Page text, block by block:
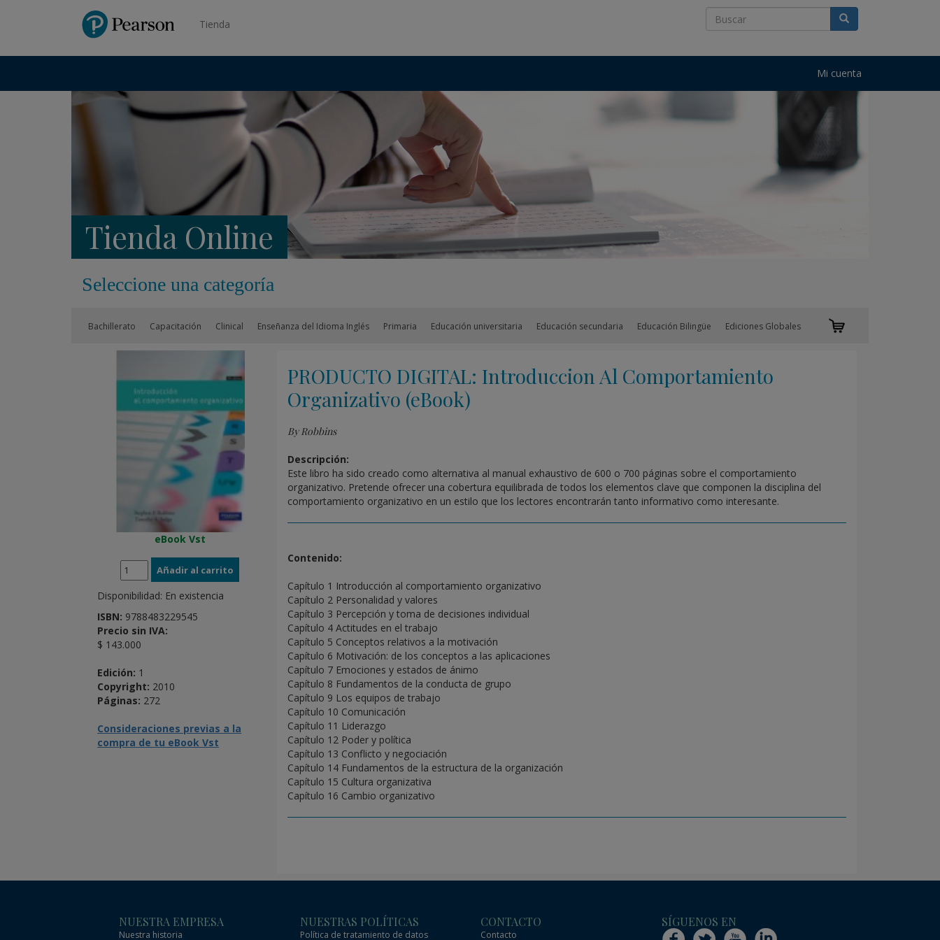
PearsonTienda
Mi cuenta
Tienda Online
Seleccione una categoría
Bachillerato Capacitación Clinical Enseñanza del Idioma Inglés Primaria Educación universitaria Educación secundaria Educación Bilingüe Ediciones Globales
eBook Vst
Disponibilidad: En existencia
ISBN: 9788483229545
Precio sin IVA:
$ 143.000
Edición: 1
Copyright: 2010
Páginas: 272
Consideraciones previas a la
compra de tu eBook Vst
PRODUCTO DIGITAL: Introduccion Al Comportamiento
Organizativo (eBook)
By Robbins
Descripción:
Este libro ha sido creado como alternativa al manual exhaustivo de 600 o 700 páginas sobre el comportamiento
organizativo. Pretende ofrecer una cobertura equilibrada de todos los elementos clave que componen la disciplina del
comportamiento organizativo en un estilo que los lectores encontrarán tanto informativo como interesante.
Contenido:
Capítulo 1 Introducción al comportamiento organizativo
Capítulo 2 Personalidad y valores
Capítulo 3 Percepción y toma de decisiones individual
Capítulo 4 Actitudes en el trabajo
Capítulo 5 Conceptos relativos a la motivación
Capítulo 6 Motivación: de los conceptos a las aplicaciones
Capítulo 7 Emociones y estados de ánimo
Capítulo 8 Fundamentos de la conducta de grupo
Capítulo 9 Los equipos de trabajo
Capítulo 10 Comunicación
Capítulo 11 Liderazgo
Capítulo 12 Poder y política
Capítulo 13 Conflicto y negociación
Capítulo 14 Fundamentos de la estructura de la organización
Capítulo 15 Cultura organizativa
Capítulo 16 Cambio organizativo
NUESTRA EMPRESA
Nuestra historia
NUESTRAS POLÍTICAS
Política de tratamiento de datos
CONTACTO
Contacto
SÍGUENOS EN